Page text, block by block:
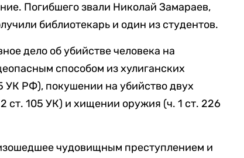
Погибшего звали Николай Замараев,
библиотекарь и один из студентов.
дело об убийстве человека на
способом из хулиганских
УК РФ), покушении на убийство двух
ст. 105 УК) и хищении оружия (ч. 1 ст. 226
чудовищным преступлением и